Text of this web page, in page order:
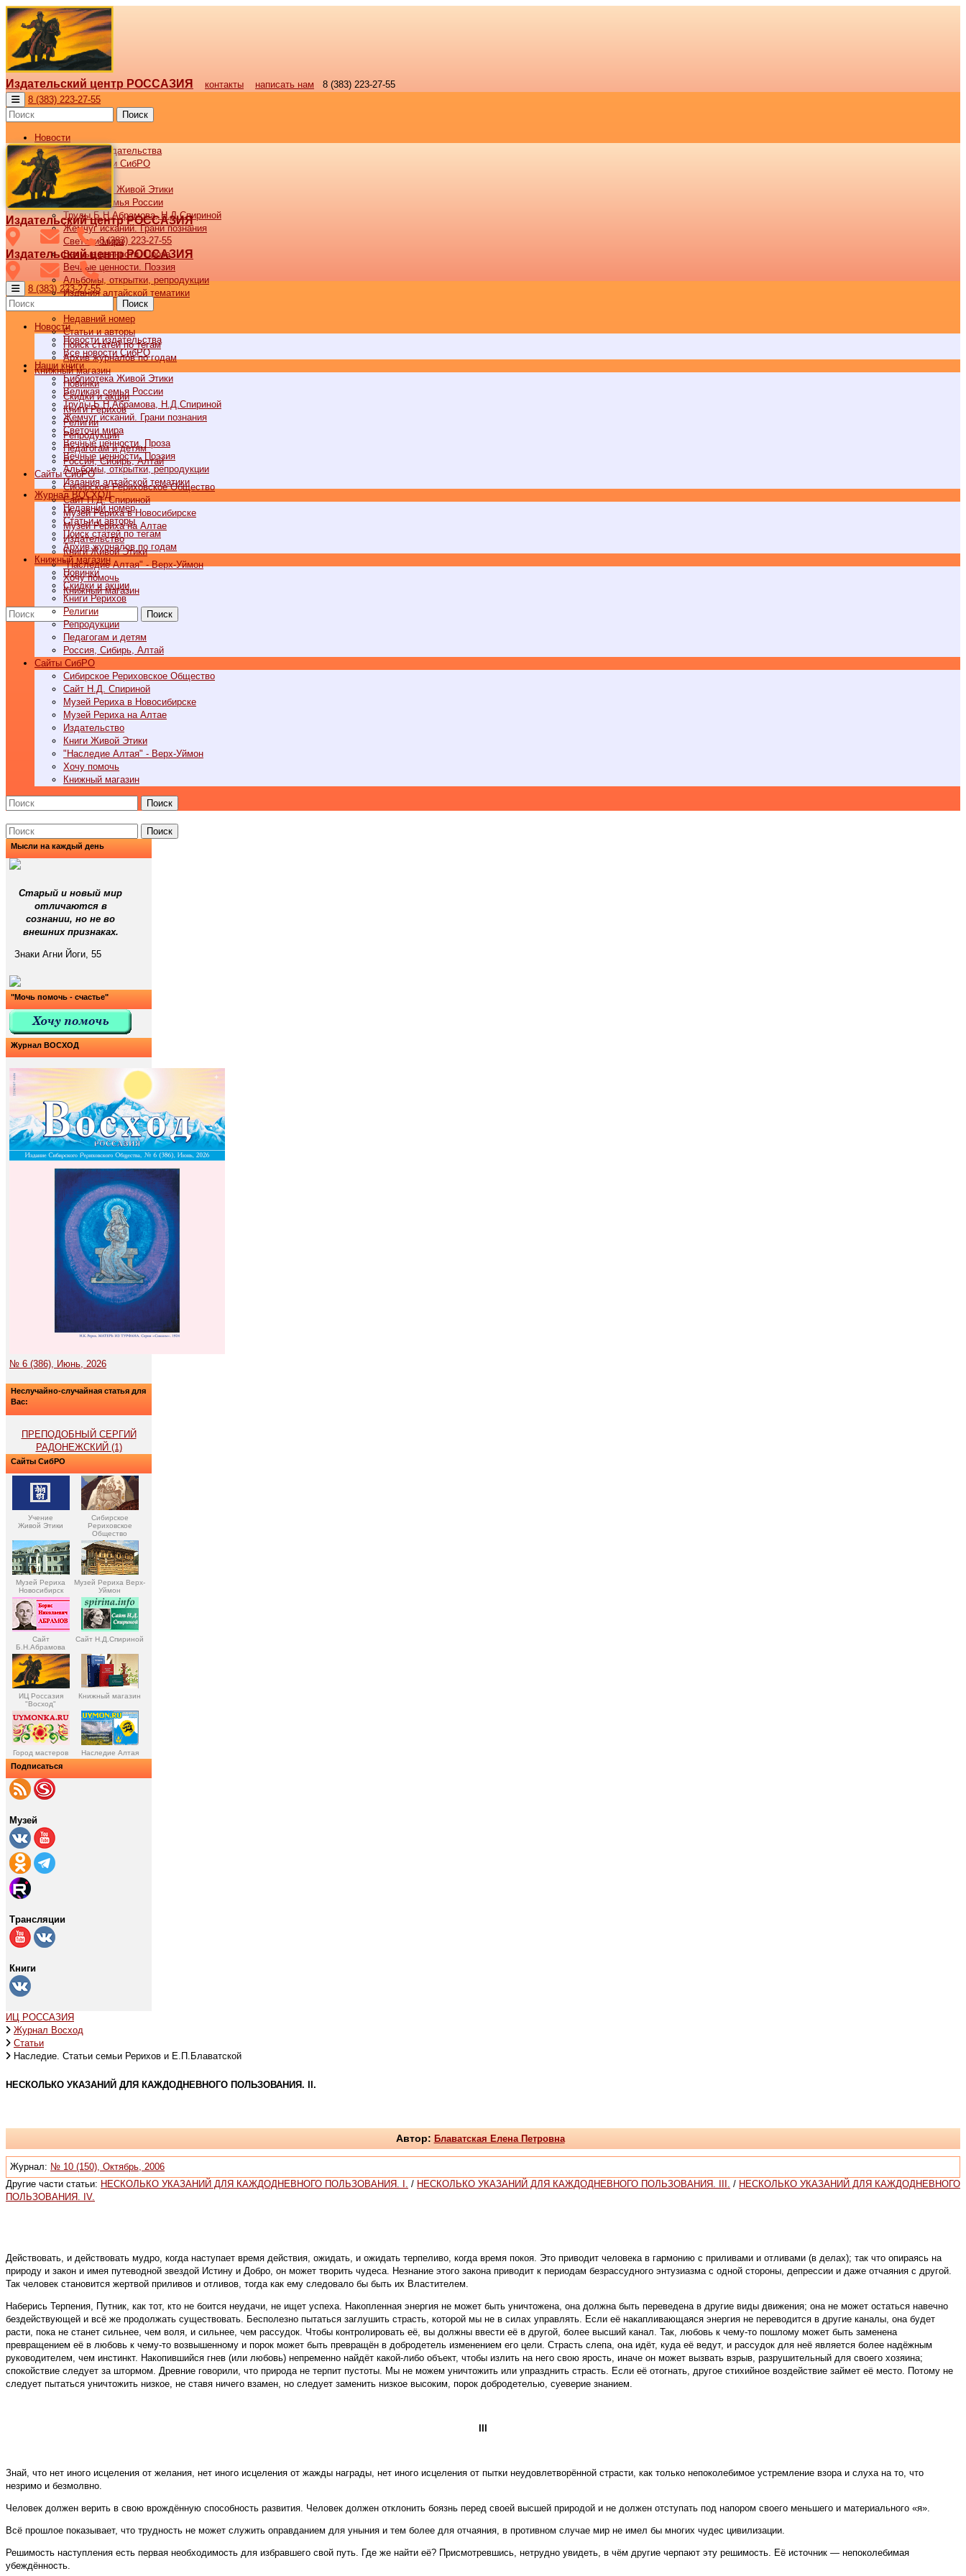
Издательский центр РОССАЗИЯ контакты написать нам
8 (383) 223-27-55
8 (383) 223-27-55
Поиск
Новости
Новости издательства
Все новости СибРО
Наши книги
Библиотека Живой Этики
Великая семья России
Труды Б.Н.Абрамова, Н.Д.Спириной
Жемчуг исканий. Грани познания
Светочи мира
Вечные ценности. Проза
Вечные ценности. Поэзия
Альбомы, открытки, репродукции
Издания алтайской тематики
Недавний номер
Статьи и авторы
Поиск статей по тегам
Архив журналов по годам
Книжный магазин
Новинки
Скидки и акции
Книги Рерихов
Религии
Репродукции
Педагогам и детям
Россия, Сибирь, Алтай
Cайты СибРО
Сибирское Рериховское Общество
Сайт Н.Д. Спириной
Музей Рериха в Новосибирске
Музей Рериха на Алтае
Издательство
Книги Живой Этики
"Наследие Алтая" - Верх-Уймон
Хочу помочь
Книжный магазин
Поиск
Издательский центр РОССАЗИЯ
8 (383) 223-27-55
Издательский центр РОССАЗИЯ
8 (383) 223-27-55
Поиск
Новости
Новости издательства
Все новости СибРО
Наши книги
Библиотека Живой Этики
Великая семья России
Труды Б.Н.Абрамова, Н.Д.Спириной
Жемчуг исканий. Грани познания
Светочи мира
Вечные ценности. Проза
Вечные ценности. Поэзия
Альбомы, открытки, репродукции
Издания алтайской тематики
Журнал ВОСХОД
Недавний номер
Статьи и авторы
Поиск статей по тегам
Архив журналов по годам
Книжный магазин
Новинки
Скидки и акции
Книги Рерихов
Религии
Репродукции
Педагогам и детям
Россия, Сибирь, Алтай
Cайты СибРО
Сибирское Рериховское Общество
Сайт Н.Д. Спириной
Музей Рериха в Новосибирске
Музей Рериха на Алтае
Издательство
Книги Живой Этики
"Наследие Алтая" - Верх-Уймон
Хочу помочь
Книжный магазин
Поиск
Поиск
Мысли на каждый день
Старый и новый мир
отличаются в
сознании, но не во
внешних признаках.
Знаки Агни Йоги, 55
"Мочь помочь - счастье"
Журнал ВОСХОД
№ 6 (386), Июнь, 2026
Неслучайно-случайная статья для
Вас:
ПРЕПОДОБНЫЙ СЕРГИЙ
РАДОНЕЖСКИЙ (1)
Сайты СибРО
Учение
Живой Этики
Сибирское
Рериховское
Общество
Музей Рериха
Новосибирск
Музей Рериха Верх-
Уймон
Сайт
Б.Н.Абрамова
Сайт Н.Д.Спириной
ИЦ Россазия
"Восход"
Книжный магазин
Город мастеров Наследие Алтая
Подписаться
Музей
Трансляции
Книги
ИЦ РОССАЗИЯ
Журнал Восход
Статьи
Наследие. Статьи семьи Рерихов и Е.П.Блаватской
НЕСКОЛЬКО УКАЗАНИЙ ДЛЯ КАЖДОДНЕВНОГО ПОЛЬЗОВАНИЯ. II.
Автор: Блаватская Елена Петровна
Журнал: № 10 (150), Октябрь, 2006
Другие части статьи: НЕСКОЛЬКО УКАЗАНИЙ ДЛЯ КАЖДОДНЕВНОГО ПОЛЬЗОВАНИЯ. I. / НЕСКОЛЬКО УКАЗАНИЙ ДЛЯ КАЖДОДНЕВНОГО ПОЛЬЗОВАНИЯ. III. / НЕСКОЛЬКО УКАЗАНИЙ ДЛЯ КАЖДОДНЕВНОГО
ПОЛЬЗОВАНИЯ. IV.
Действовать, и действовать мудро, когда наступает время действия, ожидать, и ожидать терпеливо, когда время покоя. Это приводит человека в гармонию с приливами и отливами (в делах); так что опираясь на
природу и закон и имея путеводной звездой Истину и Добро, он может творить чудеса. Незнание этого закона приводит к периодам безрассудного энтузиазма с одной стороны, депрессии и даже отчаяния с другой.
Так человек становится жертвой приливов и отливов, тогда как ему следовало бы быть их Властителем.
Наберись Терпения, Путник, как тот, кто не боится неудачи, не ищет успеха. Накопленная энергия не может быть уничтожена, она должна быть переведена в другие виды движения; она не может остаться навечно
бездействующей и всё же продолжать существовать. Бесполезно пытаться заглушить страсть, которой мы не в силах управлять. Если её накапливающаяся энергия не переводится в другие каналы, она будет
расти, пока не станет сильнее, чем воля, и сильнее, чем рассудок. Чтобы контролировать её, вы долж­ны ввести её в другой, более высший канал. Так, любовь к чему-то пошлому может быть заменена
превращением её в любовь к чему-то возвышенному и порок может быть превращён в добродетель изменением его цели. Страсть слепа, она идёт, куда её ведут, и рассудок для неё является более надёжным
руководителем, чем инстинкт. Накопившийся гнев (или любовь) непременно найдёт какой-либо объект, чтобы излить на него свою ярость, иначе он может вызвать взрыв, разрушительный для своего хозяина;
спокойствие следует за штормом. Древние говорили, что природа не терпит пустоты. Мы не можем уничтожить или упразднить страсть. Если её отогнать, другое стихийное воздействие займет её место. Потому не
следует пытаться уничтожить низкое, не ставя ничего взамен, но следует заменить низкое высоким, порок добродетелью, суеверие знанием.
III
Знай, что нет иного исцеления от желания, нет иного исцеления от жажды награды, нет иного исцеления от пытки неудовлетворённой страсти, как только непоколебимое устремление взора и слуха на то, что
незримо и безмолвно.
Человек должен верить в свою врождённую способность развития. Человек должен отклонить боязнь перед своей высшей природой и не должен отступать под напором своего меньшего и материального «я».
Всё прошлое показывает, что трудность не может служить оправданием для уныния и тем более для отчаяния, в противном случае мир не имел бы многих чудес цивилизации.
Решимость наступления есть первая необходимость для избравшего свой путь. Где же найти её? Присмотревшись, нетрудно увидеть, в чём другие черпают эту решимость. Её источник — непоколебимая
убеждённость.